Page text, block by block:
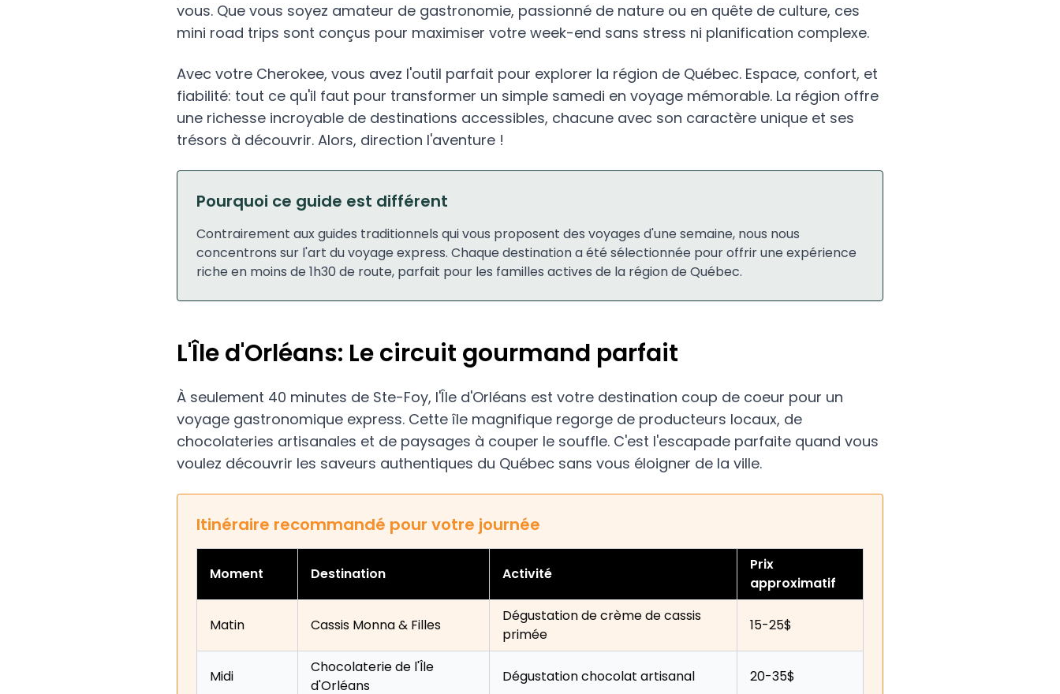
vous. Que vous soyez amateur de gastronomie, passionné de nature ou en quête de culture, ces
mini road trips sont conçus pour maximiser votre week-end sans stress ni planification complexe.
Avec votre Cherokee, vous avez l'outil parfait pour explorer la région de Québec. Espace, confort, et
fiabilité: tout ce qu'il faut pour transformer un simple samedi en voyage mémorable. La région offre
une richesse incroyable de destinations accessibles, chacune avec son caractère unique et ses
trésors à découvrir. Alors, direction l'aventure !
Pourquoi ce guide est différent
Contrairement aux guides traditionnels qui vous proposent des voyages d'une semaine, nous nous
concentrons sur l'art du voyage express. Chaque destination a été sélectionnée pour offrir une expérience
riche en moins de 1h30 de route, parfait pour les familles actives de la région de Québec.
L'Île d'Orléans: Le circuit gourmand parfait
À seulement 40 minutes de Ste-Foy, l'Île d'Orléans est votre destination coup de coeur pour un
voyage gastronomique express. Cette île magnifique regorge de producteurs locaux, de
chocolateries artisanales et de paysages à couper le souffle. C'est l'escapade parfaite quand vous
voulez découvrir les saveurs authentiques du Québec sans vous éloigner de la ville.
Itinéraire recommandé pour votre journée
Moment Destination Activité
Prix
approximatif
Matin Cassis Monna & Filles
Dégustation de crème de cassis
primée
15-25$
Midi
Chocolaterie de l'Île
d'Orléans
Dégustation chocolat artisanal 20-35$